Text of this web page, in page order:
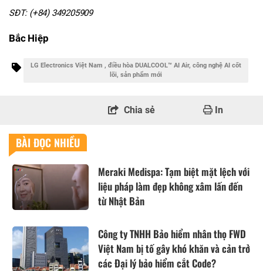
SĐT: (+84) 349205909
Bắc Hiệp
LG Electronics Việt Nam , điều hòa DUALCOOL™ AI Air, công nghệ AI cốt
lõi, sản phẩm mới
Chia sẻ In
BÀI ĐỌC NHIỀU
Meraki Medispa: Tạm biệt mặt lệch với
liệu pháp làm đẹp không xâm lấn đến
từ Nhật Bản
Công ty TNHH Bảo hiểm nhân thọ FWD
Việt Nam bị tố gây khó khăn và cản trở
các Đại lý bảo hiểm cắt Code?